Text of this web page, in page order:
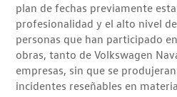
plan de fechas previamente
profesionalidad y el alto nivel
personas que han participado
obras, tanto de Volkswagen
empresas, sin que se
incidentes reseñables en